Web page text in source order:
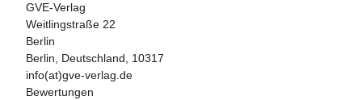
GVE-Verlag
Weitlingstraße 22
Berlin
Berlin, Deutschland, 10317
info(at)gve-verlag.de
Bewertungen